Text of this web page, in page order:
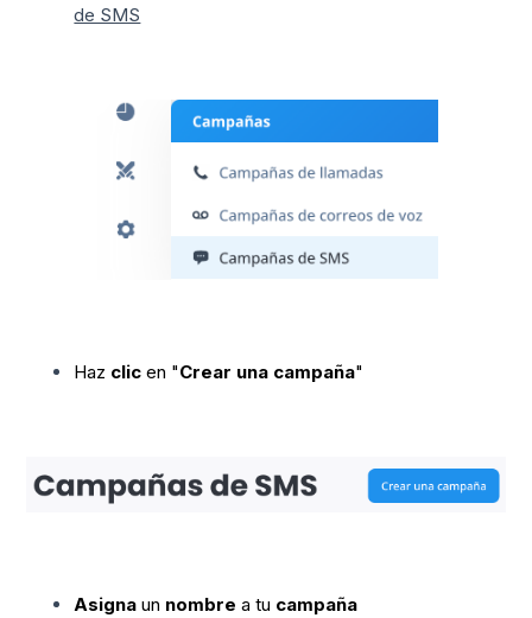
de SMS
Haz clic en "Crear una campaña"
Asigna un nombre a tu campaña